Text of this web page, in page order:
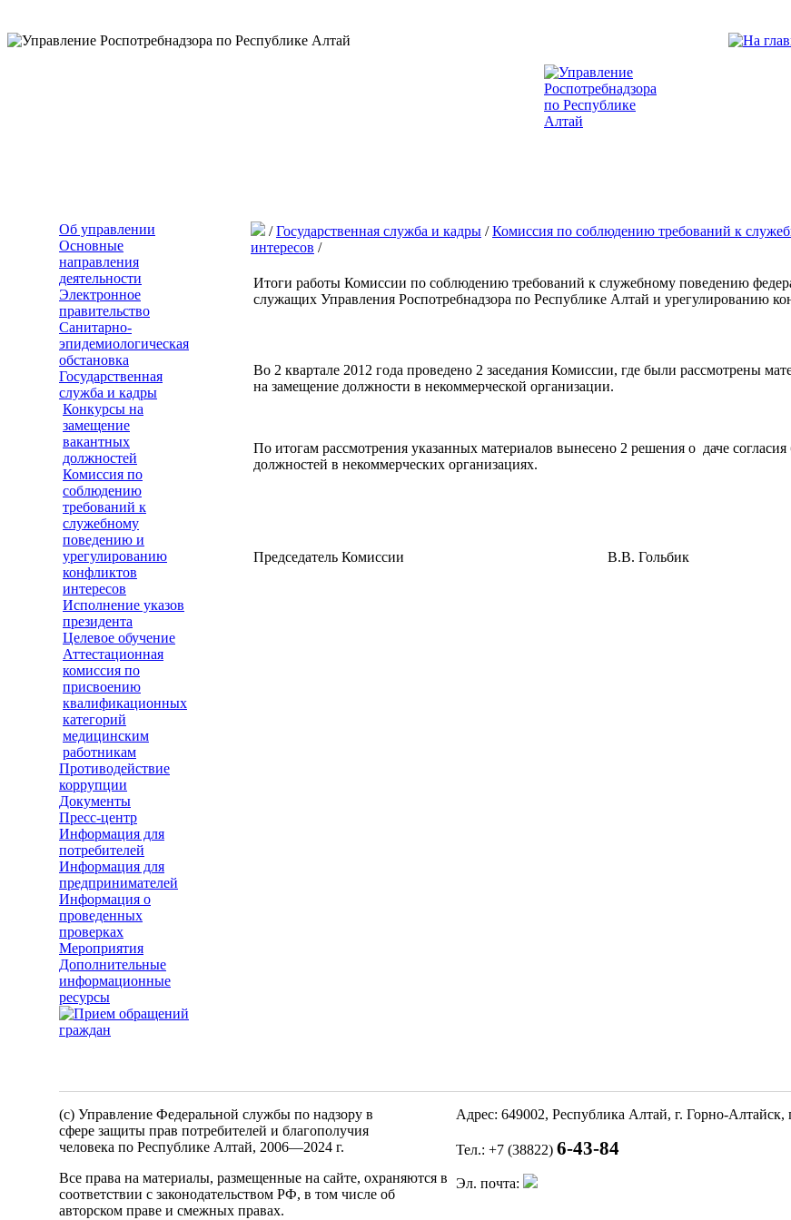
Об управлении
Основные
направления
деятельности
Электронное
правительство
Санитарно-
эпидемиологическая
обстановка
Государственная
служба и кадры
Конкурсы на
замещение
вакантных
должностей
Комиссия по
соблюдению
требований к
служебному
поведению и
урегулированию
конфликтов
интересов
Исполнение указов
президента
Целевое обучение
Аттестационная
комиссия по
присвоению
квалификационных
категорий
медицинским
работникам
Противодействие
коррупции
Документы
Пресс-центр
Информация для
потребителей
Информация для
предпринимателей
Информация о
проведенных
проверках
Мероприятия
Дополнительные
информационные
ресурсы
/Государственная служба и кадры /Комиссия по соблюдению требований к
интересов /
Итоги работы Комиссии по соблюдению требований к служебному поведению
служащих Управления Роспотребнадзора по Республике Алтай и урегулированию
Во 2 квартале 2012 года проведено 2 заседания Комиссии, где были рассмотрены
на замещение должности в некоммерческой организации.
По итогам рассмотрения указанных материалов вынесено 2 решения о даче
должностей в некоммерческих организациях.
Председатель Комиссии В.В. Гольбик
(c) Управление Федеральной службы по надзору в
сфере защиты прав потребителей и благополучия
человека по Республике Алтай, 2006—2024 г.
Все права на материалы, размещенные на сайте, охраняются в
соответствии с законодательством РФ, в том числе об
авторском праве и смежных правах.
Адрес: 649002, Республика Алтай, г. Горно-
Тел.: +7 (38822) 6-43-84
Эл. почта: